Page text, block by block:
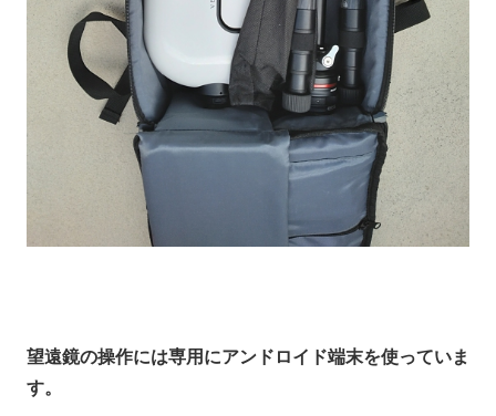
望遠鏡の操作には専用にアンドロイド端末を使っていま
す。